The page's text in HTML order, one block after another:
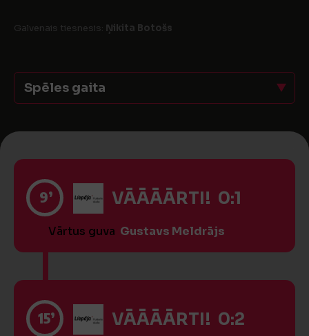
Galvenais tiesnesis: Ņikita Botošs
Spēles gaita
9’ VĀĀĀĀRTI! 0:1
Vārtus guva Gustavs Meldrājs
15’ VĀĀĀĀRTI! 0:2